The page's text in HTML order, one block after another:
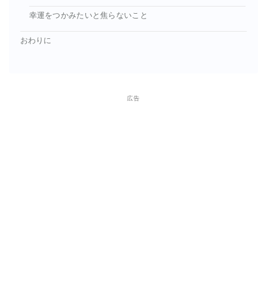
幸運をつかみたいと焦らないこと
おわりに
広告